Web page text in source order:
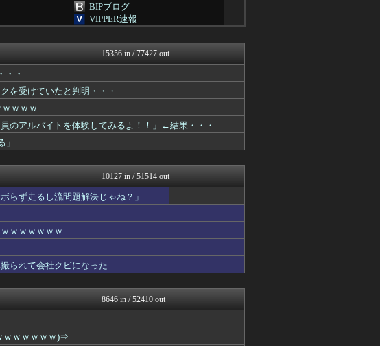
BIPブログ
VIPPER速報
キニ速
ぶる速-VIP
はーとログ
NEWSぽけまとめーる
！」
ゴールデンタイムズ
スコールちゃんねる｜２ちゃ...
不思議.net - 5ch...
いたしん！
BIPブログ
と判明・...
VIPPER速報
ラビット速報
...
思考ちゃんねる
...
V速ニュップ
ゴールデンタイムズ
❤
なんJミュージアム
不思議.net - 5ch...
しまうｗ...
15356 in / 77427 out
・・
を受けていたと判明・・・
ｗｗｗ
のアルバイトを体験してみるよ！！」←結果・・・
」
10127 in / 51514 out
らず走るし流問題解決じゃね？」
ｗｗｗｗｗｗ
られて会社クビになった
8646 in / 52410 out
ｗｗｗｗｗｗ)⇒